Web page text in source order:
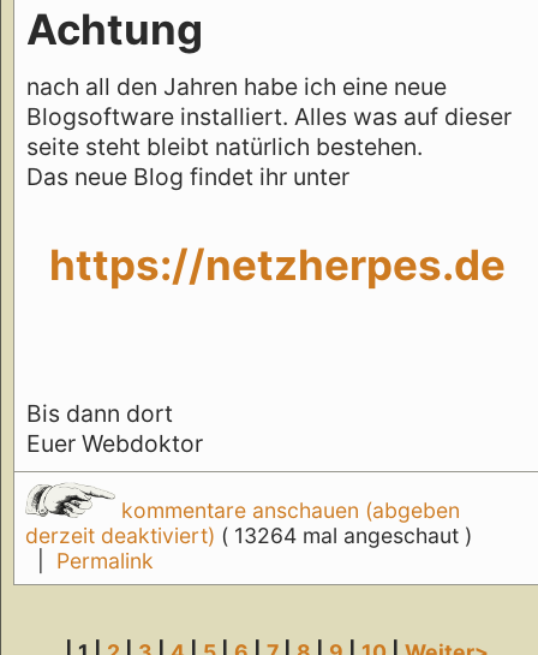
Achtung
nach all den Jahren habe ich eine neue
Blogsoftware installiert. Alles was auf dieser
seite steht bleibt natürlich bestehen.
Das neue Blog findet ihr unter
https://netzherpes.de
Bis dann dort
Euer Webdoktor
kommentare anschauen (abgeben
derzeit deaktiviert) ( 13264 mal angeschaut )
Permalink